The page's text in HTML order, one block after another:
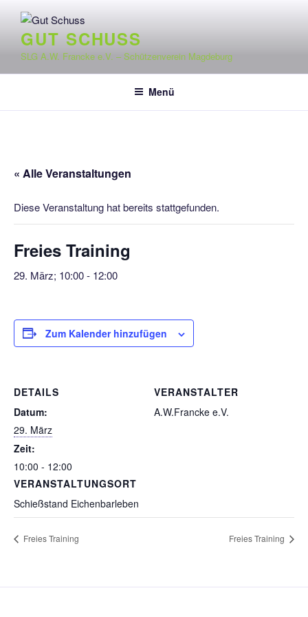
Inhalt
springenGUT SCHUSS
SLG A.W. Francke e.V. – Schützenverein Magdeburg
Menü
« Alle Veranstaltungen
Diese Veranstaltung hat bereits stattgefunden.
Freies Training
29. März; 10:00- 12:00
Zum Kalender hinzufügen
DETAILS
Datum:
29. März
Zeit:
10:00 - 12:00
VERANSTALTUNGSORT
Schießstand Eichenbarleben
VERANSTALTER
A.W.Francke e.V.
Freies Training Freies Training